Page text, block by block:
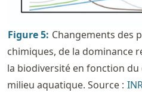
Figure5: Changements des
chimiques, de la dominance
la biodiversité en fonction
milieu aquatique. Source :